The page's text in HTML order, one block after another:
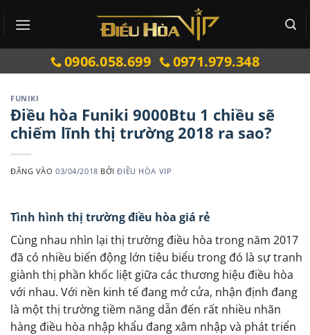
qua
0906.058.699 0971.979.348
FUNIKI
Điều hòa Funiki 9000Btu 1 chiều sẽ
chiếm lĩnh thị trường 2018 ra sao?
ĐĂNG VÀO03/04/2018 BỞIĐIỀU HÒA VIP
Tình hình thị trường điều hòa giá rẻ
Cùng nhau nhìn lại thị trường điều hòa trong năm 2017
đã có nhiều biến động lớn tiêu biểu trong đó là sự tranh
giành thị phần khốc liệt giữa các thương hiệu điều hòa
với nhau. Với nền kinh tế đang mở cửa, nhận định đang
là một thị trường tiềm năng dẫn đến rất nhiều nhãn
hàng điều hòa nhập khẩu đang xâm nhập và phát triển